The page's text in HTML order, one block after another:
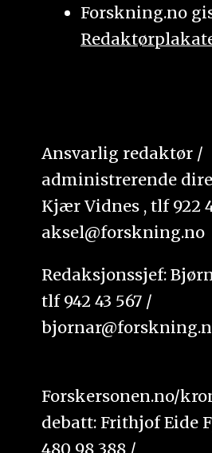
Forskning.no
Ansvarlig redaktør /
administrerende
Kjær Vidnes , tlf 922
aksel@forskning.no
Redaksjonssjef:
tlf 942 43 567 /
Forskersonen.no/
debatt: Frithjof Eide
480 98 388 /